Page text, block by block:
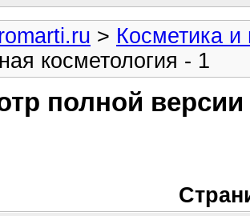
> Косметика
косметология - 1
полной